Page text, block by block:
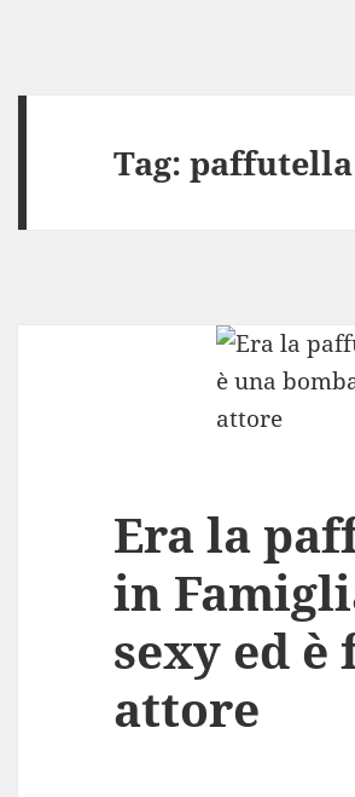
Tag:paffutella
Era la
in
sexy ed
attore